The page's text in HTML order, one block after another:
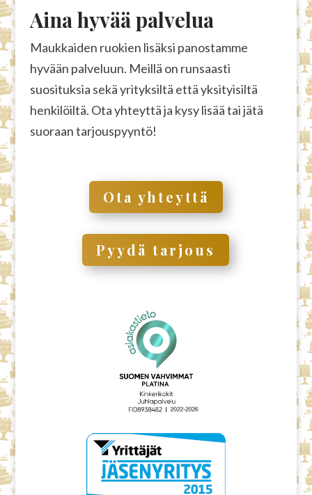
Aina hyvää palvelua
Maukkaiden ruokien lisäksi panostamme
hyvään palveluun. Meillä on runsaasti
suosituksia sekä yrityksiltä että yksityisiltä
henkilöiltä. Ota yhteyttä ja kysy lisää tai jätä
suoraan tarjouspyyntö!
Ota yhteyttä
Pyydä tarjous